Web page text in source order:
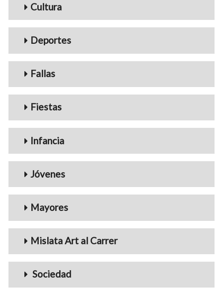
Cultura
Deportes
Fallas
Fiestas
Infancia
Jóvenes
Mayores
Mislata Art al Carrer
Sociedad